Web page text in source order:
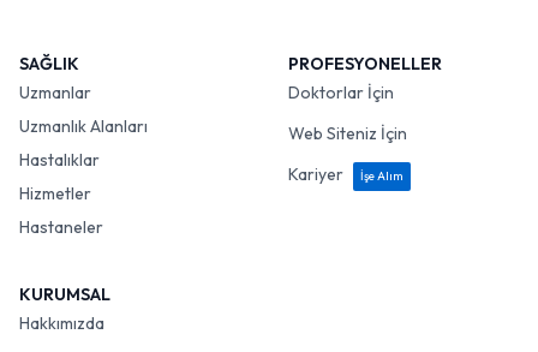
SAĞLIK
Uzmanlar
Uzmanlık Alanları
Hastalıklar
Hizmetler
Hastaneler
PROFESYONELLER
Doktorlar İçin
Web Siteniz İçin
Kariyer
İşe Alım
KURUMSAL
Hakkımızda